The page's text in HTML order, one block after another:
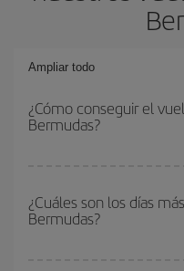
Ampliar todo
¿Cómo conseguir el
Bermudas?
barato si evitas temporadas
puedes ser flexible con las
¿Cuáles son los días
Bermudas?